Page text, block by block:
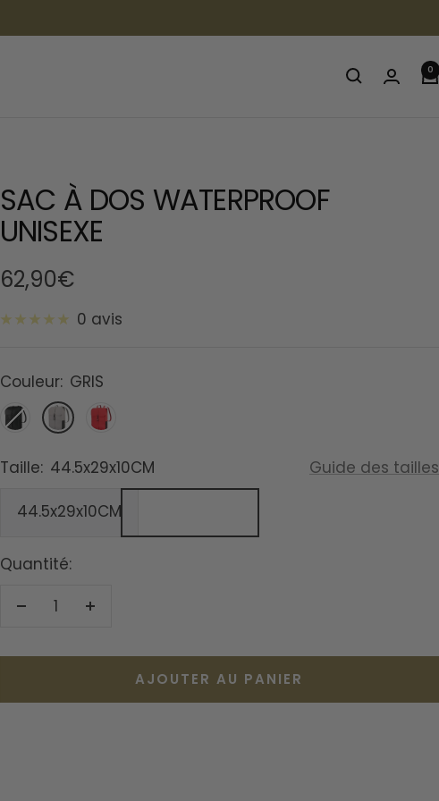
0
SAC À DOS WATERPROOF
UNISEXE
Prix
de
62,90€
0 avis
Couleur: GRIS
NOIR
GRIS ROUGE
Taille: 44.5x29x10CM Guide des tailles
44.5x29x10CM
Quantité:
Réduire
Augmenter
quantitéAJOUTER AU PANIER